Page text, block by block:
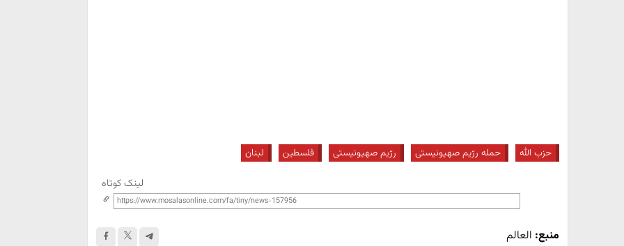
حزب الله حمله رژیم صهیونیستی رژیم صهیونیستی فلسطین لبنان
لینک کوتاه
منبع: العالم